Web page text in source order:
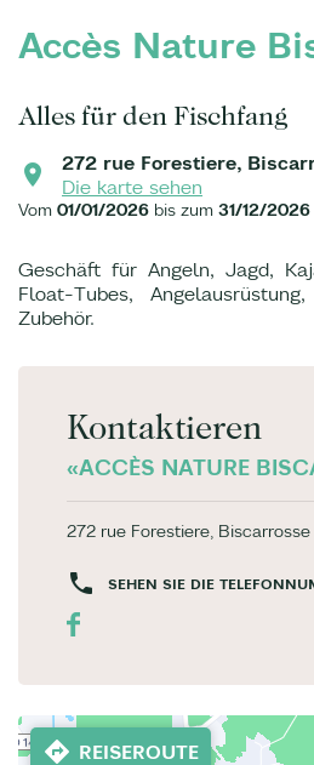
Accès Nature
Alles für den Fischfang
272 rue Forestiere,
Die karte sehen
Vom 01/01/2026 bis zum 31/12/2026
Geschäft für Angeln, Jagd,
Float-Tubes,
Zubehör.
Kontaktieren
«ACCÈS NATURE
272 rue Forestiere,
SEHEN SIE DIE
REISEROUTE